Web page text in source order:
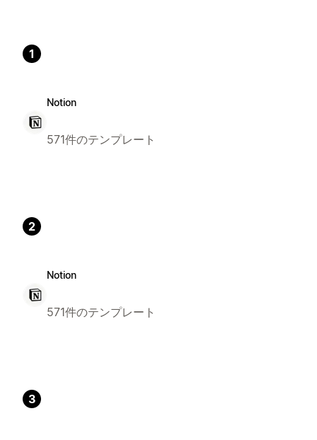
1
Notion
571件のテンプレート
2
Notion
571件のテンプレート
3